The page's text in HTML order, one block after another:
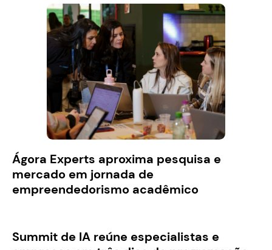
Ágora Experts aproxima pesquisa e
mercado em jornada de
empreendedorismo acadêmico
Summit de IA reúne especialistas e